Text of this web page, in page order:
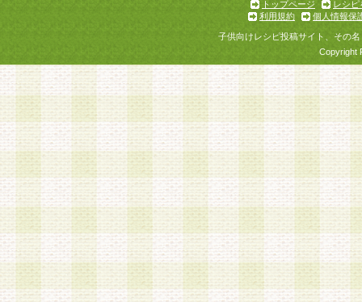
トップページ
レシピ
利用規約
個人情報保
子供向けレシピ投稿サイト、その
Copyright